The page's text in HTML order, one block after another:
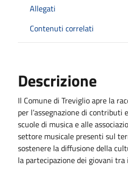
Allegati
Contenuti correlati
Descrizione
Il Comune di Treviglio apre la
per l’assegnazione di contributi
scuole di musica e alle
settore musicale presenti sul
sostenere la diffusione della
la partecipazione dei giovani